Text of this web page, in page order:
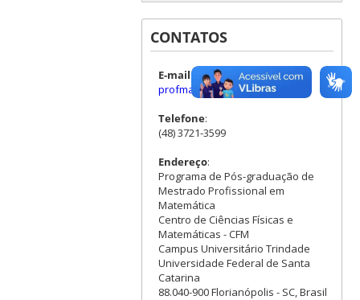
CONTATOS
E-mail:
profmat.ufsc @ gmail.com
Telefone:
(48) 3721-3599
Endereço:
Programa de Pós-graduação de
Mestrado Profissional em
Matemática
Centro de Ciências Físicas e
Matemáticas - CFM
Campus Universitário Trindade
Universidade Federal de Santa
Catarina
88.040-900 Florianópolis - SC, Brasil